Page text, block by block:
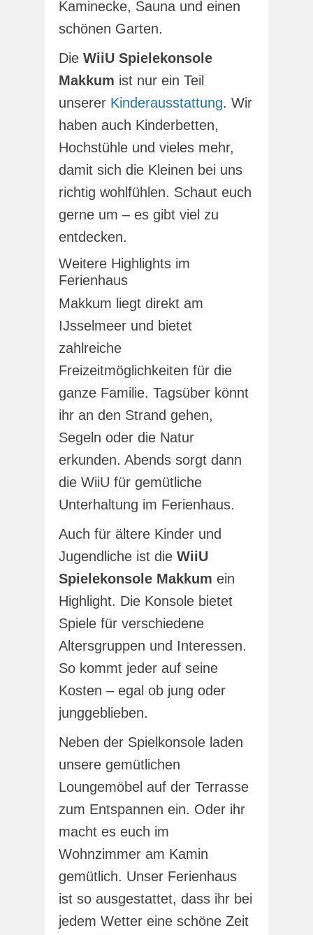
Kaminecke, Sauna und einen
schönen Garten.
Die WiiU Spielekonsole
Makkum ist nur ein Teil
unserer Kinderausstattung. Wir
haben auch Kinderbetten,
Hochstühle und vieles mehr,
damit sich die Kleinen bei uns
richtig wohlfühlen. Schaut euch
gerne um – es gibt viel zu
entdecken.
Weitere Highlights im
Ferienhaus
Makkum liegt direkt am
IJsselmeer und bietet
zahlreiche
Freizeitmöglichkeiten für die
ganze Familie. Tagsüber könnt
ihr an den Strand gehen,
Segeln oder die Natur
erkunden. Abends sorgt dann
die WiiU für gemütliche
Unterhaltung im Ferienhaus.
Auch für ältere Kinder und
Jugendliche ist die WiiU
Spielekonsole Makkum ein
Highlight. Die Konsole bietet
Spiele für verschiedene
Altersgruppen und Interessen.
So kommt jeder auf seine
Kosten – egal ob jung oder
junggeblieben.
Neben der Spielkonsole laden
unsere gemütlichen
Loungemöbel auf der Terrasse
zum Entspannen ein. Oder ihr
macht es euch im
Wohnzimmer am Kamin
gemütlich. Unser Ferienhaus
ist so ausgestattet, dass ihr bei
jedem Wetter eine schöne Zeit